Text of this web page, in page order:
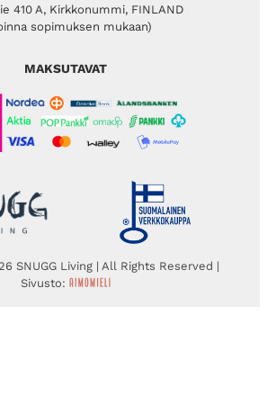
410 A, Kirkkonummi, FINLAND
sopimuksen mukaan)
MAKSUTAVAT
SNUGG Living | All Rights Reserved |
Sivusto: